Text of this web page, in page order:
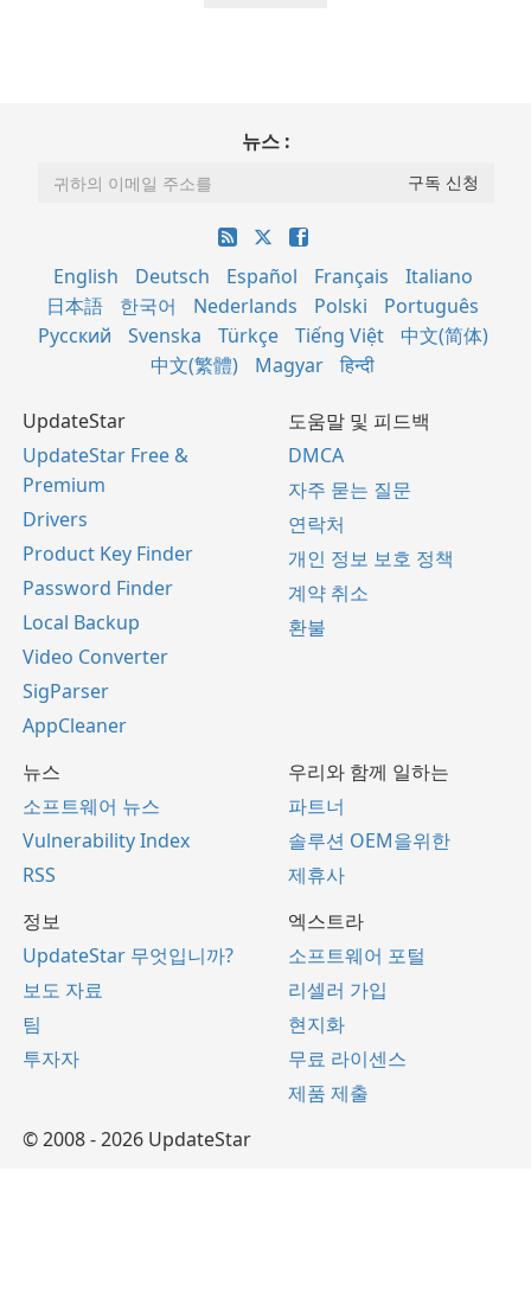
뉴스 :
English Deutsch Español Français
Italiano
日本語
한국어 Nederlands Polski
Português
Русский
Svenska Türkçe Tiếng Việt
中文(简体)
中文(繁體)
Magyar हिन्दी
UpdateStar
UpdateStar Free &
Premium
Drivers
Product Key Finder
Password Finder
Local Backup
Video Converter
SigParser
AppCleaner
도움말 및 피드백
DMCA
자주 묻는 질문
연락처
개인 정보 보호 정책
계약 취소
환불
뉴스
소프트웨어 뉴스
Vulnerability Index
RSS
우리와 함께 일하는
파트너
솔루션 OEM을위한
제휴사
정보
UpdateStar 무엇입니까?
보도 자료
팀
투자자
엑스트라
소프트웨어 포털
리셀러 가입
현지화
무료 라이센스
제품 제출
© 2008 - 2026 UpdateStar